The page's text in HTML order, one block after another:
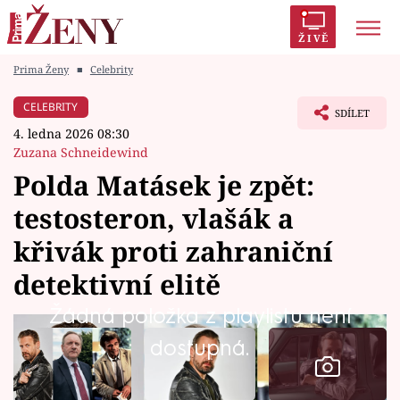
ŽIVĚ
Módní alarm
Témata
Celebrity
Vztahy
Seriály
Prima Ženy ■ Celebrity
CELEBRITY
4. ledna 2026 08:30
Zuzana Schneidewind
SDÍLET
Polda Matásek je zpět:
testosteron, vlašák a
křivák proti zahraniční
detektivní elitě
Žádná položka z playlistu není
dostupná.